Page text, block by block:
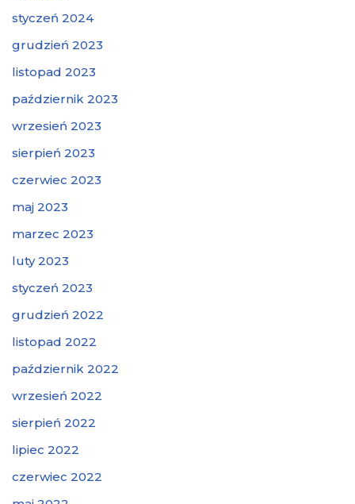
styczeń 2024
grudzień 2023
listopad 2023
październik 2023
wrzesień 2023
sierpień 2023
czerwiec 2023
maj 2023
marzec 2023
luty 2023
styczeń 2023
grudzień 2022
listopad 2022
październik 2022
wrzesień 2022
sierpień 2022
lipiec 2022
czerwiec 2022